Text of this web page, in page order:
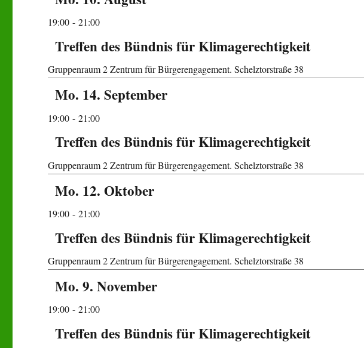
19:00- 21:00
Treffen des Bündnis für Klimagerechtigkeit
Gruppenraum 2Zentrum für Bürgerengagement. Schelztorstraße 38
Mo. 14. September
19:00- 21:00
Treffen des Bündnis für Klimagerechtigkeit
Gruppenraum 2Zentrum für Bürgerengagement. Schelztorstraße 38
Mo. 12. Oktober
19:00- 21:00
Treffen des Bündnis für Klimagerechtigkeit
Gruppenraum 2Zentrum für Bürgerengagement. Schelztorstraße 38
Mo. 9. November
19:00- 21:00
Treffen des Bündnis für Klimagerechtigkeit